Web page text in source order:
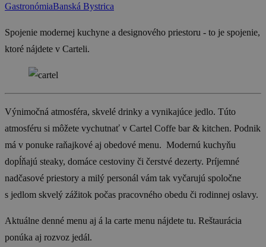
GastronómiaBanská Bystrica
Spojenie modernej kuchyne a designového priestoru - to je spojenie,
ktoré nájdete v Carteli.
Výnimočná atmosféra, skvelé drinky a vynikajúce jedlo. Túto
atmosféru si môžete vychutnať v Cartel Coffe bar & kitchen. Podnik
má v ponuke raňajkové aj obedové menu. Modernú kuchyňu
dopĺňajú steaky, domáce cestoviny či čerstvé dezerty. Príjemné
nadčasové priestory a milý personál vám tak vyčarujú spoločne
s jedlom skvelý zážitok počas pracovného obedu či rodinnej oslavy.
Aktuálne denné menu aj á la carte menu nájdete tu. Reštaurácia
ponúka aj rozvoz jedál.